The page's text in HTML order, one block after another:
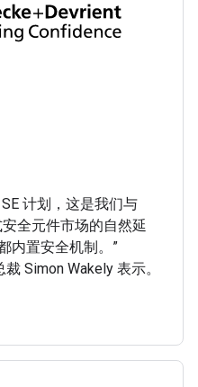
计划，这是我们与
全元件市场的自然延
内置安全机制。”
Simon Wakely 表示。